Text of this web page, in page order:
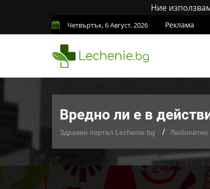
Ние
Четвъртък, 6 Август, 2026 Реклама
Вредно ли е в
Здравен портал Lechenie.bg Любопитно